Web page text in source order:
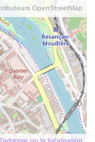
OpenStreetMap
ou la localisation